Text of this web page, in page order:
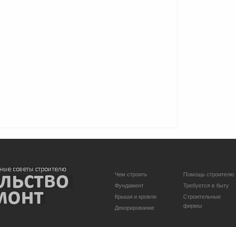
Чем строить
Фундамент
Крыши и кровли
Декорирование
Помощь строителю
Требуется в быту
Строительные
фирмы